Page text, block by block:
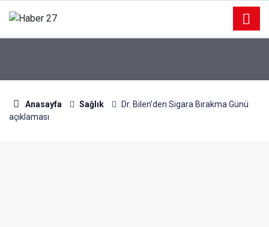
Anasayfa Sağlık
Dr. Bilen’den Sigara Bırakma Günü
açıklaması